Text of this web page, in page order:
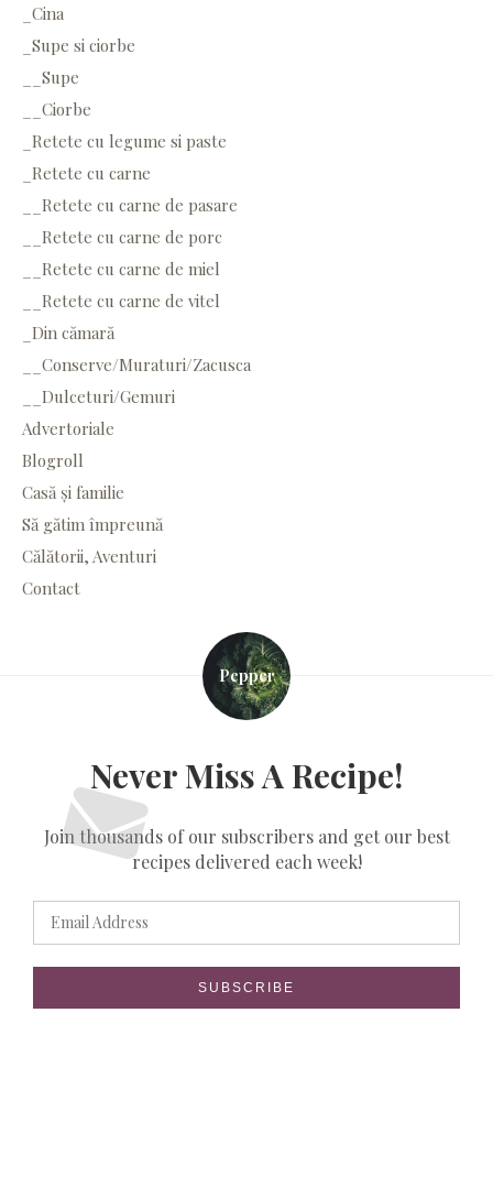
_Cina
_Supe si ciorbe
__Supe
__Ciorbe
_Retete cu legume si paste
_Retete cu carne
__Retete cu carne de pasare
__Retete cu carne de porc
__Retete cu carne de miel
__Retete cu carne de vitel
_Din cămară
__Conserve/Muraturi/Zacusca
__Dulceturi/Gemuri
Advertoriale
Blogroll
Casă și familie
Să gătim împreună
Călătorii, Aventuri
Contact
Pepper
Never Miss A Recipe!
Join thousands of our subscribers and get our best
recipes delivered each week!